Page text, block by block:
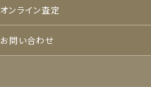
オンライン査定
お問い合わせ